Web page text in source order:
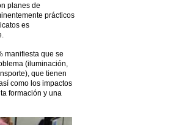
planes de
prácticos
es
manifiesta que se
(iluminación,
que tienen
como los impactos
formación y una